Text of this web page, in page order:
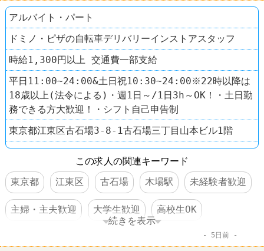
アルバイト・パート
ドミノ・ピザの自転車デリバリーインストアスタッフ
時給1,300円以上 交通費一部支給
平日11:00~24:00&土日祝10:30~24:00※22時以降は
18歳以上(法令による)・週1日～/1日3h～OK！・土日勤
務できる方大歓迎！・シフト自己申告制
東京都江東区古石場3-8-1古石場三丁目山本ビル1階
この求人の関連キーワード
東京都
江東区 古石場 木場駅 未経験者歓迎
主婦・主夫歓迎 大学生歓迎 高校生OK
制服あり
続きを表示
5日前